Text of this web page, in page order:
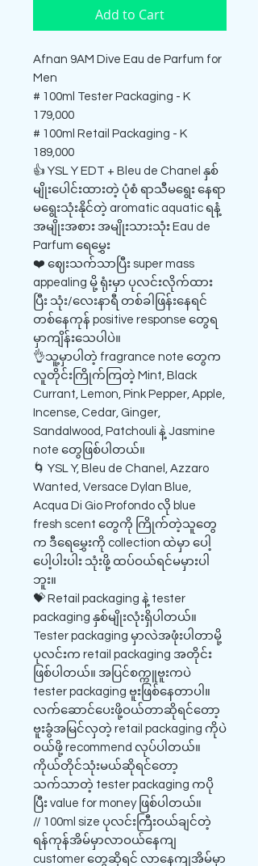
Add to Cart
Afnan 9AM Dive Eau de Parfum for
Men
# 100ml Tester Packaging - K
179,000
# 100ml Retail Packaging - K
189,000
👍 YSL Y EDT + Bleu de Chanel နှစ်
မျိုးပေါင်းထားတဲ့ ပုံစံ ရာသီမရွေး နေရာ
မရွေးသုံးနိုင်တဲ့ aromatic aquatic ရနံ့
အမျိုးအစား အမျိုးသားသုံး Eau de
Parfum ရေမွှေး
❤️ ဈေးသက်သာပြီး super mass
appealing မို့ ရုံးမှာ ပုလင်းလိုက်ထား
ပြီး သုံး/လေးနာရီ တစ်ခါဖြန်းနေရင်
တစ်နေကုန် positive response တွေရ
မှာကျိန်းသေပါပဲ။
👌သူ့မှာပါတဲ့ fragrance note တွေက
လူတိုင်းကြိုက်ကြတဲ့ Mint, Black
Currant, Lemon, Pink Pepper, Apple,
Incense, Cedar, Ginger,
Sandalwood, Patchouli နဲ့ Jasmine
note တွေဖြစ်ပါတယ်။
🌀 YSL Y, Bleu de Chanel, Azzaro
Wanted, Versace Dylan Blue,
Acqua Di Gio Profondo လို blue
fresh scent တွေကို ကြိုက်တဲ့သူတွေ
က ဒီရေမွှေးကို collection ထဲမှာ ပေါ့
ပေါ့ပါးပါး သုံးဖို့ ထပ်ဝယ်ရင်မမှားပါ
ဘူး။
💝 Retail packaging နဲ့ tester
packaging နှစ်မျိုးလုံးရှိပါတယ်။
Tester packaging မှာလဲအဖုံးပါတာမို့
ပုလင်းက retail packaging အတိုင်း
ဖြစ်ပါတယ်။ အပြင်စက္ကူဗူးကပဲ
tester packaging ဗူးဖြစ်နေတာပါ။
လက်ဆောင်ပေးဖို့ဝယ်တာဆိုရင်တော့
ဗူးခွံအမြင်လှတဲ့ retail packaging ကိုပဲ
ဝယ်ဖို့ recommend လုပ်ပါတယ်။
ကိုယ်တိုင်သုံးမယ်ဆိုရင်တော့
သက်သာတဲ့ tester packaging ကပို
ပြီး value for money ဖြစ်ပါတယ်။
// 100ml size ပုလင်းကြီးဝယ်ချင်တဲ့
ရန်ကုန်အိမ်မှာလာဝယ်နေကျ
customer တွေဆိုရင် လာနေကျအိမ်မှာ